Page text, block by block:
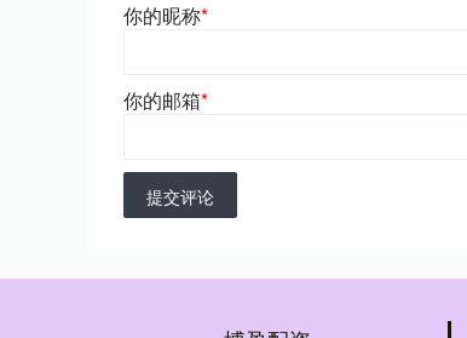
你的昵称*
你的邮箱*
提交评论